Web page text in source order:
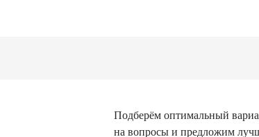
Подберём оптимальный
на вопросы и предложим